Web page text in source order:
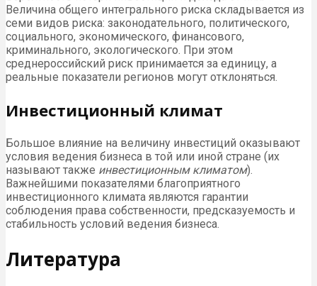
Величина общего интегрального риска складывается из
семи видов риска: законодательного, политического,
социального, экономического, финансового,
криминального, экологического. При этом
среднероссийский риск принимается за единицу, а
реальные показатели регионов могут отклоняться.
Инвестиционный климат
Большое влияние на величину инвестиций оказывают
условия ведения бизнеса в той или иной стране (их
называют также инвестиционным климатом).
Важнейшими показателями благоприятного
инвестиционного климата являются гарантии
соблюдения права собственности, предсказуемость и
стабильность условий ведения бизнеса.
Литература